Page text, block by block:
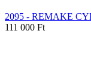
2095 - REMAKE
111 000 Ft